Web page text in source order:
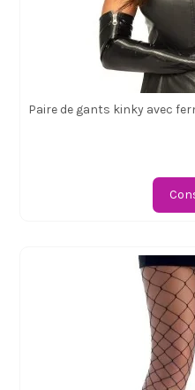
Paire de gants kinky avec